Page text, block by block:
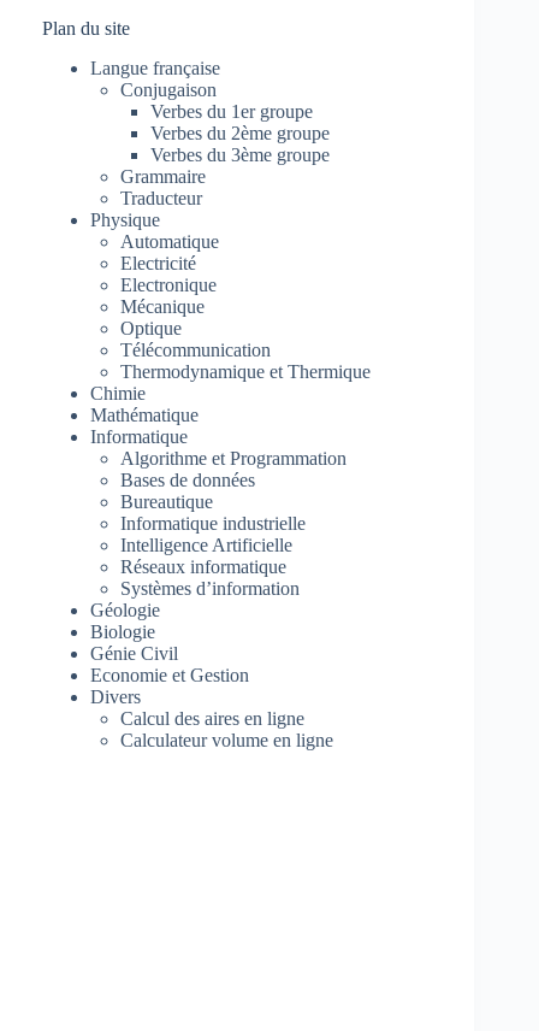
Plan du site
Langue française
Conjugaison
Verbes du 1er groupe
Verbes du 2ème groupe
Verbes du 3ème groupe
Grammaire
Traducteur
Physique
Automatique
Electricité
Electronique
Mécanique
Optique
Télécommunication
Thermodynamique et Thermique
Chimie
Mathématique
Informatique
Algorithme et Programmation
Bases de données
Bureautique
Informatique industrielle
Intelligence Artificielle
Réseaux informatique
Systèmes d’information
Géologie
Biologie
Génie Civil
Economie et Gestion
Divers
Calcul des aires en ligne
Calculateur volume en ligne